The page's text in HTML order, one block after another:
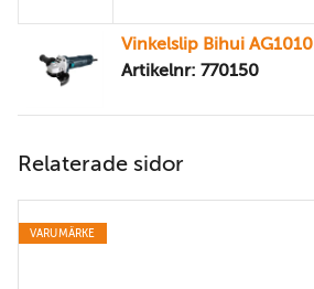
Vinkelslip Bihui AG1010
Artikelnr: 770150
Relaterade sidor
VARUMÄRKE